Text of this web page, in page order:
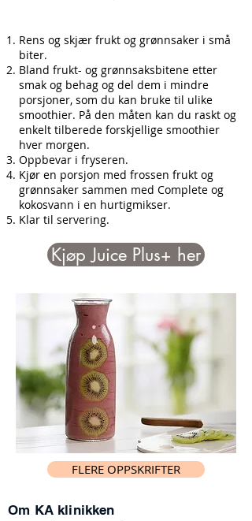
Rens og skjær frukt og grønnsaker i små
biter.
Bland frukt- og grønnsaksbitene etter
smak og behag og del dem i mindre
porsjoner, som du kan bruke til ulike
smoothier. På den måten kan du raskt og
enkelt tilberede forskjellige smoothier
hver morgen.
Oppbevar i fryseren.
Kjør en porsjon med frossen frukt og
grønnsaker sammen med Complete og
kokosvann i en hurtigmikser.
Klar til servering.
Kjøp Juice Plus+ her
FLERE OPPSKRIFTER
Om KA klinikken